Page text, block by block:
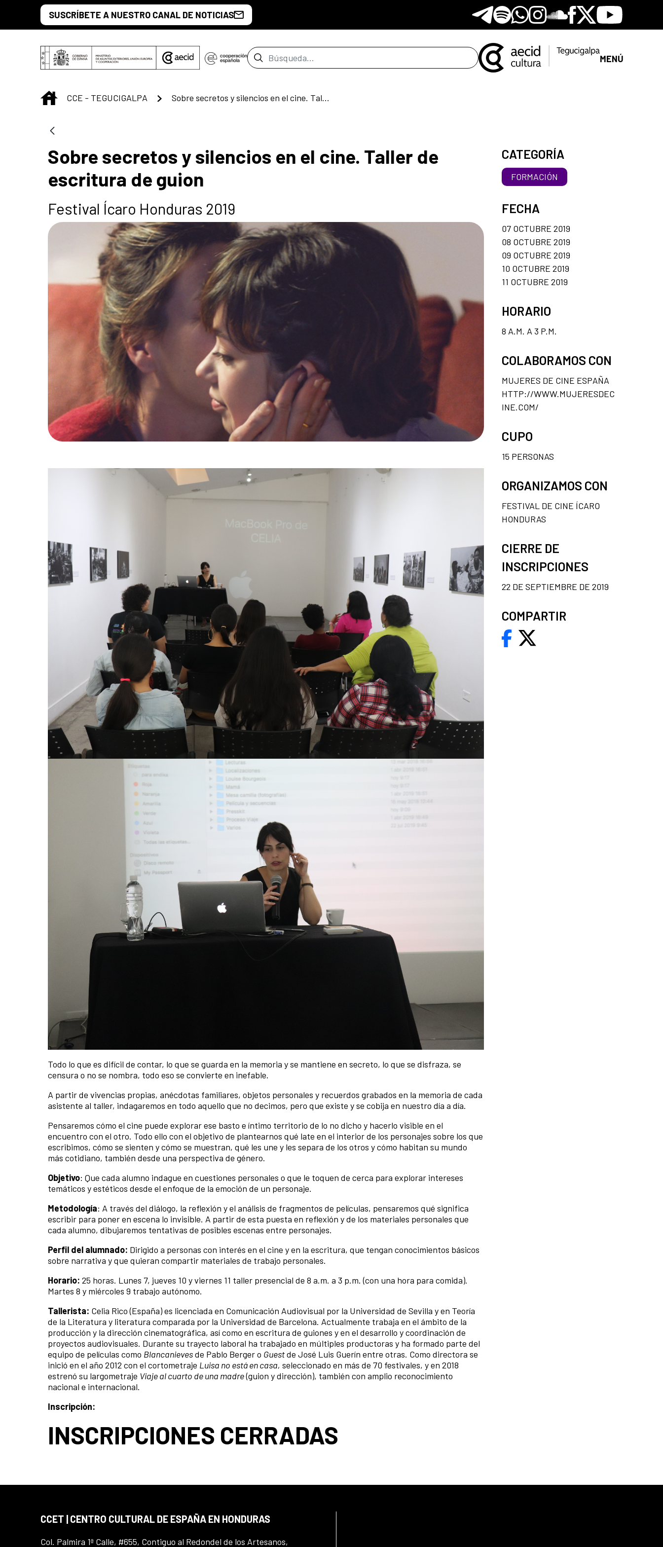
Saltar al contenido principal
SUSCRÍBETE A NUESTRO CANAL DE NOTICIAS Telegram
SpotifyWhatsapp
Instagram
Soundclore
Facebook
X Youtube
Barra de búsqueda MENÚ
INICIO
CCE - TEGUCIGALPA Sobre secretos y silencios en el cine. Taller de escritura de guion
Sobre secretos y silencios en el cine. Taller de
escritura de guion
Festival Ícaro Honduras 2019
Todo lo que es difícil de contar, lo que se guarda en la memoria y se mantiene en secreto, lo que se disfraza, se
censura o no se nombra, todo eso se convierte en inefable.
A partir de vivencias propias, anécdotas familiares, objetos personales y recuerdos grabados en la memoria de cada
asistente al taller, indagaremos en todo aquello que no decimos, pero que existe y se cobija en nuestro día a día.
Pensaremos cómo el cine puede explorar ese basto e íntimo territorio de lo no dicho y hacerlo visible en el
encuentro con el otro. Todo ello con el objetivo de plantearnos qué late en el interior de los personajes sobre los que
escribimos, cómo se sienten y cómo se muestran, qué les une y les separa de los otros y cómo habitan su mundo
más cotidiano, también desde una perspectiva de género.
Objetivo: Que cada alumno indague en cuestiones personales o que le toquen de cerca para explorar intereses
temáticos y estéticos desde el enfoque de la emoción de un personaje.
Metodología: A través del diálogo, la reflexión y el análisis de fragmentos de películas, pensaremos qué significa
escribir para poner en escena lo invisible. A partir de esta puesta en reflexión y de los materiales personales que
cada alumno, dibujaremos tentativas de posibles escenas entre personajes.
Perfil del alumnado: Dirigido a personas con interés en el cine y en la escritura, que tengan conocimientos básicos
sobre narrativa y que quieran compartir materiales de trabajo personales.
Horario: 25 horas. Lunes 7, jueves 10 y viernes 11 taller presencial de 8 a.m. a 3 p.m. (con una hora para comida).
Martes 8 y miércoles 9 trabajo autónomo.
Tallerista: Celia Rico (España) es licenciada en Comunicación Audiovisual por la Universidad de Sevilla y en Teoría
de la Literatura y literatura comparada por la Universidad de Barcelona. Actualmente trabaja en el ámbito de la
producción y la dirección cinematográfica, así como en escritura de guiones y en el desarrollo y coordinación de
proyectos audiovisuales. Durante su trayecto laboral ha trabajado en múltiples productoras y ha formado parte del
equipo de películas como Blancanievesde Pablo Berger o Guestde José Luis Guerín entre otras. Como directora se
inició en el año 2012 con el cortometraje Luisa no está en casa, seleccionado en más de 70 festivales, y en 2018
estrenó su largometraje Viaje al cuarto de una madre(guion y dirección), también con amplio reconocimiento
nacional e internacional.
Inscripción:
INSCRIPCIONES CERRADAS
CATEGORÍA
FORMACIÓN
FECHA
07 OCTUBRE 2019
08 OCTUBRE 2019
09 OCTUBRE 2019
10 OCTUBRE 2019
11 OCTUBRE 2019
HORARIO
8 A.M. A 3 P.M.
COLABORAMOS CON
MUJERES DE CINE ESPAÑA
HTTP://WWW.MUJERESDEC
INE.COM/
CUPO
15 PERSONAS
ORGANIZAMOS CON
FESTIVAL DE CINE ÍCARO
HONDURAS
CIERRE DE
INSCRIPCIONES
22 DE SEPTIEMBRE DE 2019
COMPARTIR
CCET | CENTRO CULTURAL DE ESPAÑA EN HONDURAS
Col. Palmira 1ª Calle, #655, Contiguo al Redondel de los Artesanos,